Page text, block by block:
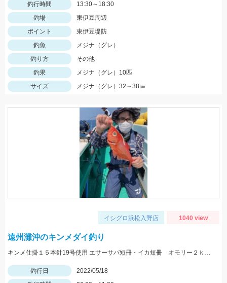
釣行時間
13:30～18:30
釣場
東伊豆周辺
ポイント
東伊豆堤防
釣魚
メジナ（グレ）
釣り方
その他
釣果
メジナ（グレ）10匹
サイズ
メジナ（グレ）32～38㎝
イシグロ浜松入野店 1040 view
遠州灘沖のキンメダイ釣り
キンメ仕掛１５本針19号使用 エサーサバ短冊・イカ短冊 オモリー２ｋｇ使用
釣行日
2022/05/18